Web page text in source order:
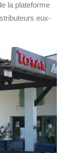
la plateforme
eux-